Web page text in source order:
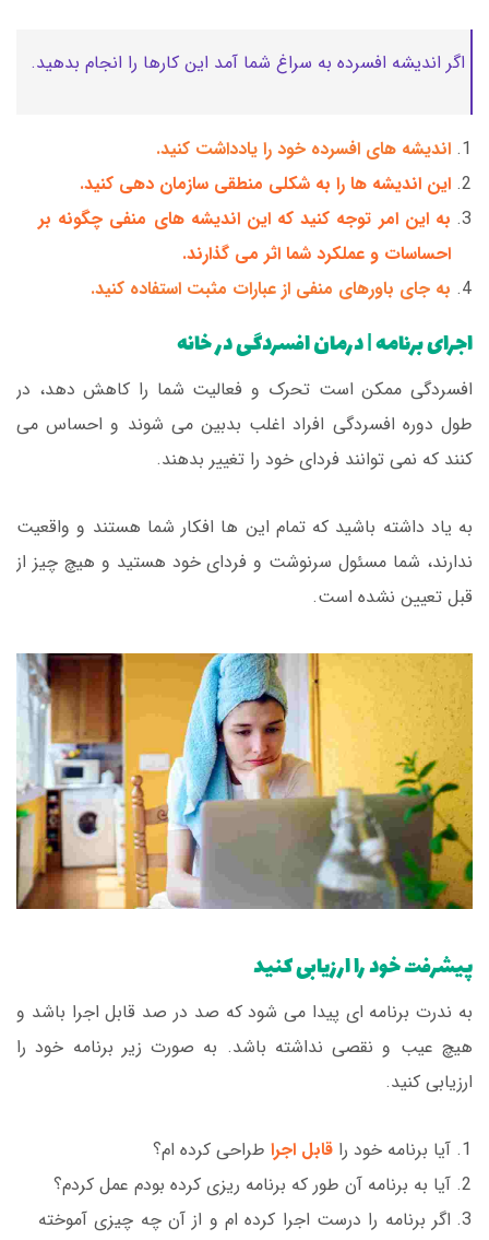
اگر اندیشه افسرده به سراغ شما آمد این کارها را انجام بدهید.
اندیشه های افسرده خود را یادداشت کنید.
این اندیشه ها را به شکلی منطقی سازمان دهی کنید.
به این امر توجه کنید که این اندیشه های منفی چگونه بر
احساسات و عملکرد شما اثر می گذارند.
به جای باورهای منفی از عبارات مثبت استفاده کنید.
اجرای برنامه | درمان افسردگی در خانه
افسردگی ممکن است تحرک و فعالیت شما را کاهش دهد، در
طول دوره افسردگی افراد اغلب بدبین می شوند و احساس می
کنند که نمی توانند فردای خود را تغییر بدهند.
به یاد داشته باشید که تمام این ها افکار شما هستند و واقعیت
ندارند، شما مسئول سرنوشت و فردای خود هستید و هیچ چیز از
قبل تعیین نشده است.
پیشرفت خود را ارزیابی کنید
به ندرت برنامه ای پیدا می شود که صد در صد قابل اجرا باشد و
هیچ عیب و نقصی نداشته باشد. به صورت زیر برنامه خود را
ارزیابی کنید.
آیا برنامه خود را قابل اجرا طراحی کرده ام؟
آیا به برنامه آن طور که برنامه ریزی کرده بودم عمل کردم؟
اگر برنامه را درست اجرا کرده ام و از آن چه چیزی آموخته